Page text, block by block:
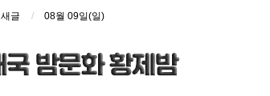
새글 08월 09일(일)